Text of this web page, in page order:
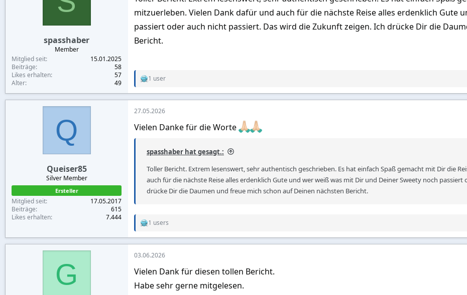
n
s
:
spasshaber
Member
Mitglied seit
15.01.2025
Beiträge
58
Likes erhalten
57
Alter
49
mitzuerleben. Vielen Dank dafür und auch für die nächste Reise alles erdenklich Gute
passiert oder auch nicht passiert. Das wird die Zukunft zeigen. Ich drücke Dir die
Bericht.
R
t
o
1 user
Q
Queiser85
Silver Member
Ersteller
Mitglied seit
17.05.2017
Beiträge
615
Likes erhalten
7.444
27.05.2026
Vielen Danke für die Worte
spasshaber hat gesagt.:
Toller Bericht. Extrem lesenswert, sehr authentisch geschrieben. Es hat einfach Spaß gemacht mit Dir die
auch für die nächste Reise alles erdenklich Gute und wer weiß was mit Dir und Deiner Sweety noch
drücke Dir die Daumen und freue mich schon auf Deinen nächsten Bericht.
R
t
o
s
1 users
G
03.06.2026
Vielen Dank für diesen tollen Bericht.
Habe sehr gerne mitgelesen.